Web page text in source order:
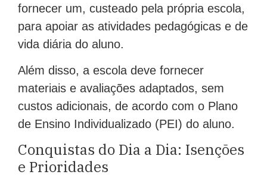
fornecer um, custeado pela própria escola,
para apoiar as atividades pedagógicas e de
vida diária do aluno.
Além disso, a escola deve fornecer
materiais e avaliações adaptados, sem
custos adicionais, de acordo com o Plano
de Ensino Individualizado (PEI) do aluno.
Conquistas do Dia a Dia: Isenções
e Prioridades